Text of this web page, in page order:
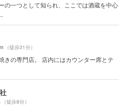
の一つとして知られ、ここでは酒蔵を中心
（徒歩31分）
きの専門店。 店内にはカウンター席とテ
（徒歩8分）